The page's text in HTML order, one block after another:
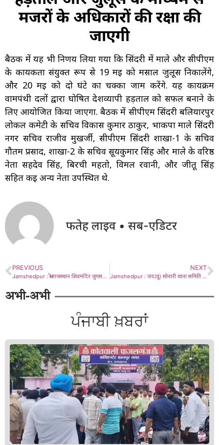
मजदूरों के अधिकारों की रक्षा की
जाएगी
बैठक में यह भी निर्णय लिया गया कि सिंदरी में माले और सीपीएम
के कार्यकर्ता संयुक्त रूप से 19 मई को मसाल जुलूस निकालेंगे,
और 20 मई को दो घंटे का चक्का जाम करेंगे. यह कार्यक्रम
वामपंथी दलों द्वारा घोषित देशव्यापी हड़ताल को सफल बनाने के
लिए आयोजित किया जाएगा. बैठक में सीपीएम सिंदरी बलियारपुर
लोकल कमेटी के सचिव विकास कुमार ठाकुर, भाकपा माले सिंदरी
नगर सचिव राजीव मुखर्जी, सीपीएम सिंदरी शाखा-1 के सचिव
गौतम प्रसाद, शाखा-2 के सचिव सूर्यकुमार सिंह और माले के वरिष्ठ
नेता सहदेव सिंह, बिरची महतो, विमल रवानी, और जीतू सिंह
सहित कई अन्य नेता उपस्थित थे.
फतेह लाइव • सब-एडिटर
PREVIOUS
Jamshedpur : श्री राजस्थान शिवमंदिर जुगसलाई में 152वीं श्री हनुमान चालीसा की प्रस्तुति, ‘आपरेशन सिंदूर’ को समर्पित
NEXT
Jamshedpur : जद(यू) सोनारी थाना समिति का हुआ विस्तार, बुद्धेश्वर कर्मकार बने महासचिव
अभी-अभी
ਪੰਜਾਬੀ ਖ਼ਬਰਾਂ